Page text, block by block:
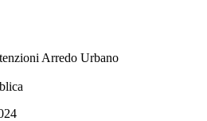
Arredo Urbano